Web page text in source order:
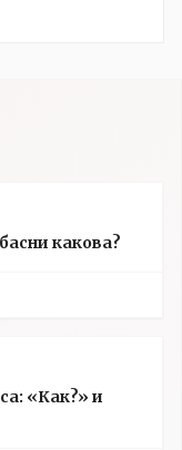
какова?
«Как?» и